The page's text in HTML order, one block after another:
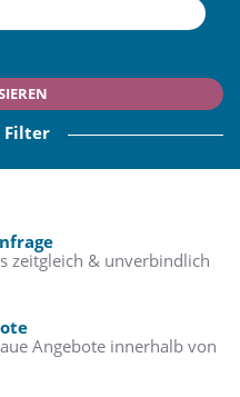
Filter
zeitgleich & unverbindlich
Angebote innerhalb von